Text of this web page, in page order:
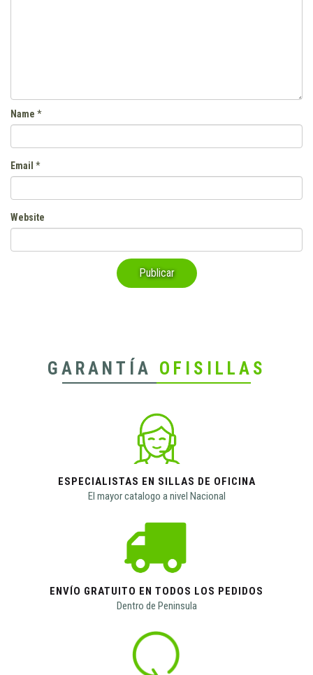
Name *
Email *
Website
GARANTÍA OFISILLAS
ESPECIALISTAS EN SILLAS DE OFICINA
El mayor catalogo a nivel Nacional
ENVÍO GRATUITO EN TODOS LOS PEDIDOS
Dentro de Peninsula